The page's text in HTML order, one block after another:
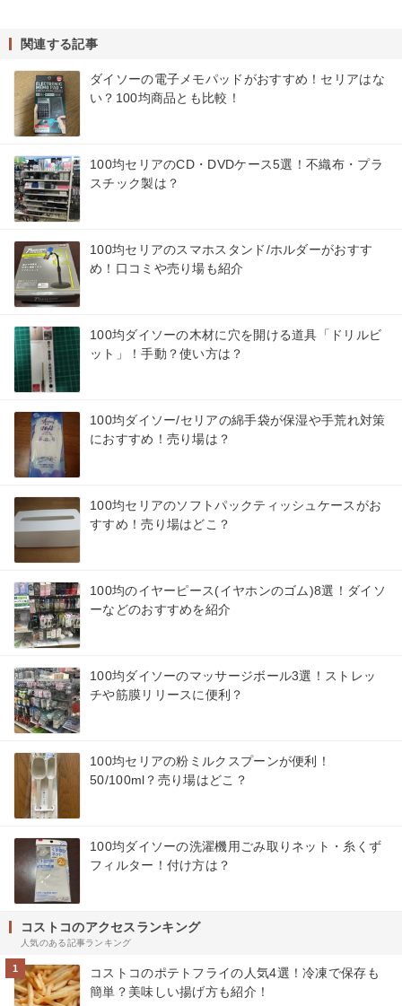
関連する記事
ダイソーの電子メモパッドがおすすめ！セリアはな
い？100均商品とも比較！
100均セリアのCD・DVDケース5選！不織布・プラ
スチック製は？
100均セリアのスマホスタンド/ホルダーがおすす
め！口コミや売り場も紹介
100均ダイソーの木材に穴を開ける道具「ドリルビ
ット」！手動？使い方は？
100均ダイソー/セリアの綿手袋が保湿や手荒れ対策
におすすめ！売り場は？
100均セリアのソフトパックティッシュケースがお
すすめ！売り場はどこ？
100均のイヤーピース(イヤホンのゴム)8選！ダイソ
ーなどのおすすめを紹介
100均ダイソーのマッサージボール3選！ストレッ
チや筋膜リリースに便利？
100均セリアの粉ミルクスプーンが便利！
50/100ml？売り場はどこ？
100均ダイソーの洗濯機用ごみ取りネット・糸くず
フィルター！付け方は？
コストコのアクセスランキング
人気のある記事ランキング
1
コストコのポテトフライの人気4選！冷凍で保存も
簡単？美味しい揚げ方も紹介！